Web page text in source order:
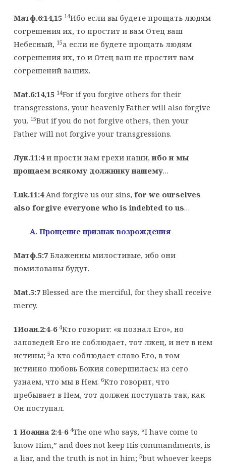
Матф.6:14,15 14Ибо если вы будете прощать людям
согрешения их, то простит и вам Отец ваш
Небесный, 15а если не будете прощать людям
согрешения их, то и Отец ваш не простит вам
согрешений ваших.
Mat.6:14,15 14For if you forgive others for their
transgressions, your heavenly Father will also forgive
you. 15But if you do not forgive others, then your
Father will not forgive your transgressions.
Лук.11:4и прости нам грехи наши,ибо и мы
прощаем всякому должнику нашему…
Luk.11:4And forgive us our sins, for we ourselves
also forgive everyone who is indebted to us…
A. Прощение признак возрождения
Матф.5:7Блаженны милостивые, ибо они
помилованы будут.
Mat.5:7Blessed are the merciful, for they shall receive
mercy.
1Иоан.2:4-6 4Кто говорит: «я познал Его», но
заповедей Его не соблюдает, тот лжец, и нет в нем
истины; 5а кто соблюдает слово Его, в том
истинно любовь Божия совершилась: из сего
узнаем, что мы в Нем. 6Кто говорит, что
пребывает в Нем, тот должен поступать так, как
Он поступал.
1 Иоанна 2:4-6 4The one who says, “I have come to
know Him,” and does not keep His commandments, is
a liar, and the truth is not in him; 5but whoever keeps